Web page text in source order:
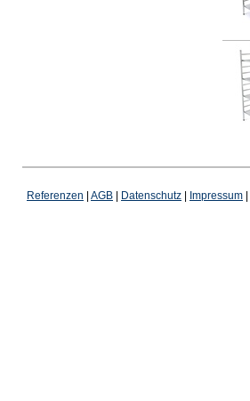
Referenzen AGB Datenschutz Impressum